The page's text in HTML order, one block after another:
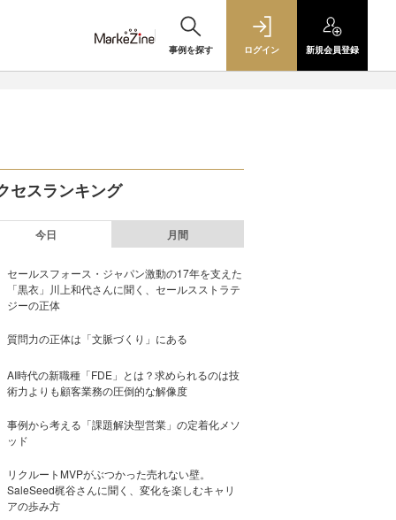
事例を探す ログイン 新規会員登録
セスランキング
今日 月間
セールスフォース・ジャパン激動の17年を支えた
「黒衣」川上和代さんに聞く、セールスストラテ
ジーの正体
質問力の正体は「文脈づくり」にある
AI時代の新職種「FDE」とは？求められるのは技
術力よりも顧客業務の圧倒的な解像度
事例から考える「課題解決型営業」の定着化メソ
ッド
リクルートMVPがぶつかった売れない壁。
SaleSeed梶谷さんに聞く、変化を楽しむキャリ
アの歩み方